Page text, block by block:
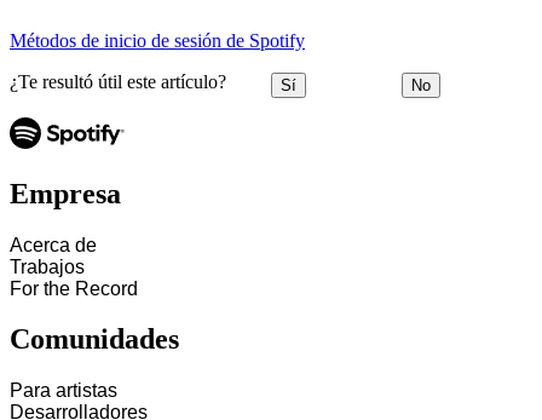
Métodos de inicio de sesión de Spotify
¿Te resultó útil este artículo? Sí No
Empresa
Acerca de
Trabajos
For the Record
Comunidades
Para artistas
Desarrolladores